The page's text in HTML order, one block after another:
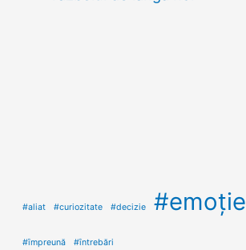
#aliat #curiozitate #decizie #emoţie
#ȋmpreună #ȋntrebări